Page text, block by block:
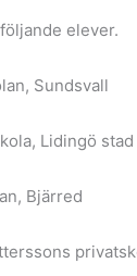
elever.
Sundsvall
Lidingö stad
Bjärred